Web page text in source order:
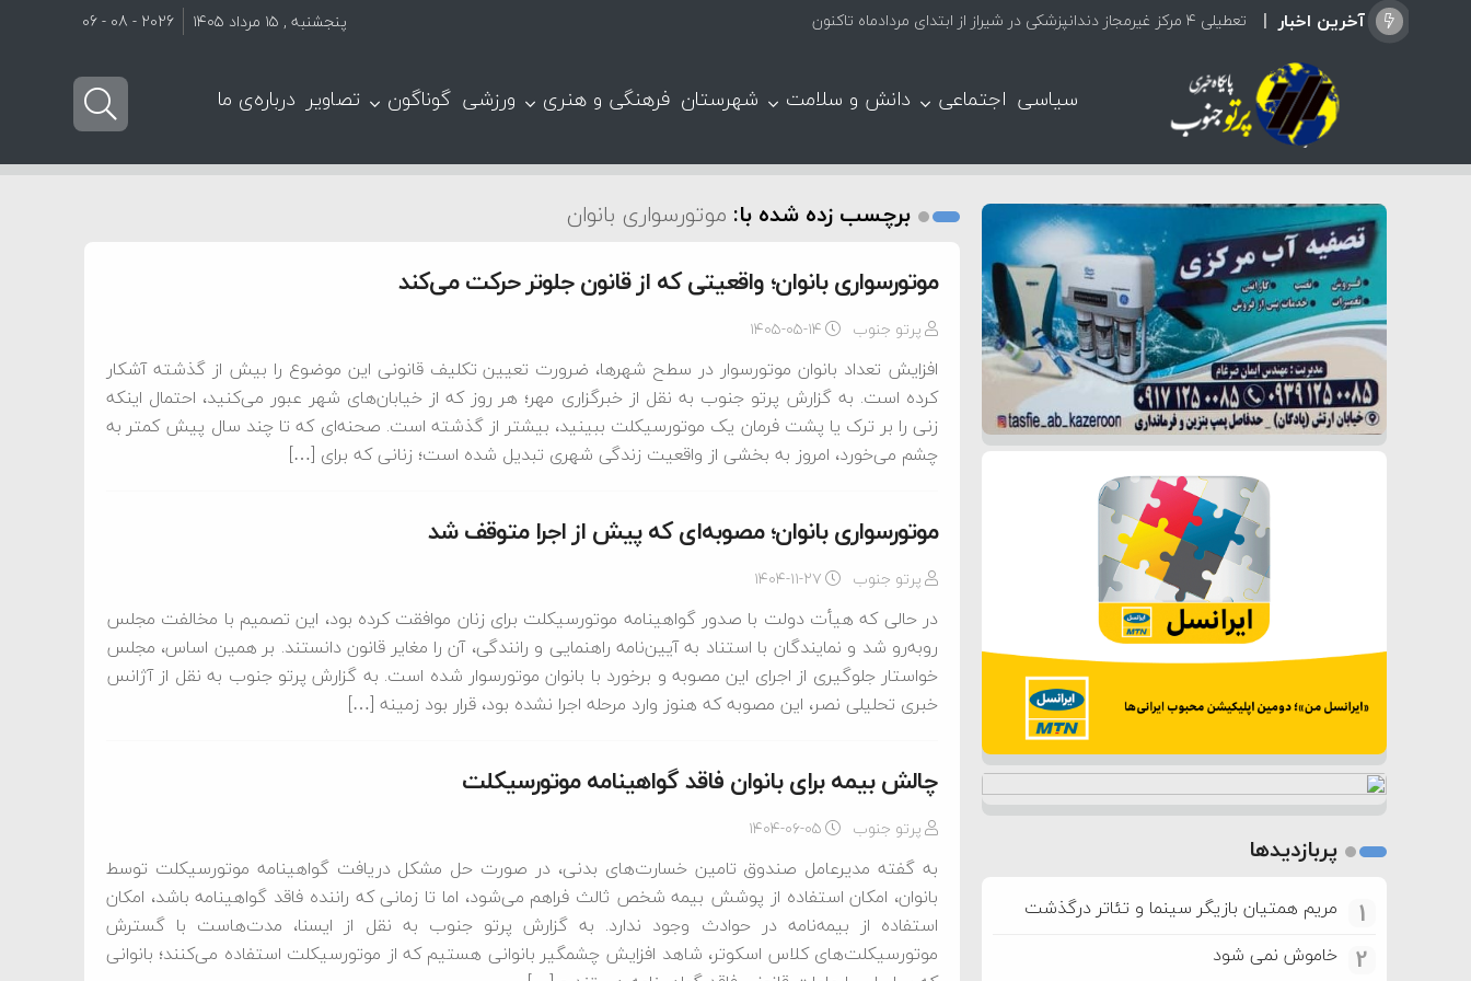
آخرین اخبار تعطیلی ۴ مرکز غیرمجاز دندانپزشکی در شیراز از ابتدای مردادماه تاکنون پنجشنبه , ۱۵ مرداد ۱۴۰۵ 2026 - 08 - 06
سیاسی اجتماعی دانش و سلامت شهرستان فرهنگی و هنری ورزشی گوناگون تصاویر درباره‌ی ما
برچسب زده شده با: موتورسواری بانوان
موتورسواری بانوان؛ واقعیتی که از قانون جلوتر حرکت می‌کند
پرتو جنوب ۱۴۰۵-۰۵-۱۴
افزایش تعداد بانوان موتورسوار در سطح شهرها، ضرورت تعیین تکلیف قانونی این موضوع را بیش از گذشته آشکار
کرده است. به گزارش پرتو جنوب به نقل از خبرگزاری مهر؛ هر روز که از خیابان‌های شهر عبور می‌کنید، احتمال اینکه
زنی را بر ترک یا پشت فرمان یک موتورسیکلت ببینید، بیشتر از گذشته است. صحنه‌ای که تا چند سال پیش کمتر به
چشم می‌خورد، امروز به بخشی از واقعیت زندگی شهری تبدیل شده است؛ زنانی که برای […]
موتورسواری بانوان؛ مصوبه‌ای که پیش از اجرا متوقف شد
پرتو جنوب ۱۴۰۴-۱۱-۲۷
در حالی که هیأت دولت با صدور گواهینامه موتورسیکلت برای زنان موافقت کرده بود، این تصمیم با مخالفت مجلس
روبه‌رو شد و نمایندگان با استناد به آیین‌نامه راهنمایی و رانندگی، آن را مغایر قانون دانستند. بر همین اساس، مجلس
خواستار جلوگیری از اجرای این مصوبه و برخورد با بانوان موتورسوار شده است. به گزارش پرتو جنوب به نقل از آژانس
خبری تحلیلی نصر، این مصوبه که هنوز وارد مرحله اجرا نشده بود، قرار بود زمینه […]
چالش بیمه‌ برای بانوان فاقد گواهینامه موتورسیکلت
پرتو جنوب ۱۴۰۴-۰۶-۰۵
به گفته مدیرعامل صندوق تامین خسارت‌های بدنی، در صورت حل مشکل دریافت گواهینامه موتورسیکلت توسط
بانوان، امکان استفاده از پوشش بیمه شخص ثالث فراهم می‌شود، اما تا زمانی که راننده فاقد گواهینامه باشد، امکان
استفاده از بیمه‌نامه در حوادث وجود ندارد. به گزارش پرتو جنوب به نقل از ایسنا، مدت‌هاست با گسترش
موتورسیکلت‌های کلاس اسکوتر، شاهد افزایش چشمگیر بانوانی هستیم که از موتورسیکلت استفاده می‌کنند؛ بانوانی
پربازدیدها
1 مریم همتیان بازیگر سینما و تئاتر درگذشت
2 خاموش نمی شود